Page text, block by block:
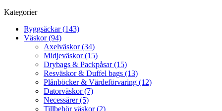
Kategorier
Ryggsäckar (143)
Väskor (94)
Axelväskor (34)
Midjeväskor (15)
Drybags & Packpåsar (15)
Resväskor & Duffel bags (13)
Plånböcker & Värdeförvaring (12)
Datorväskor (7)
Necessärer (5)
Tillbehör väskor (2)